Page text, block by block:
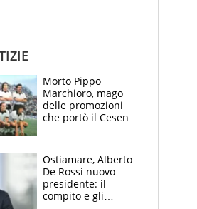
Morto Pippo
Marchioro, mago
delle promozioni
che portò il Cesena
di Baresi
Ostiamare, Alberto
De Rossi nuovo
presidente: il
compito e gli